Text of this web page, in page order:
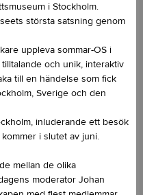
i Stockholm.
största satsning genom
uppleva sommar-OS i
och unik, interaktiv
till en händelse som fick
Sverige och den
inluderande ett besök
i slutet av juni.
mellan de olika
moderator Johan